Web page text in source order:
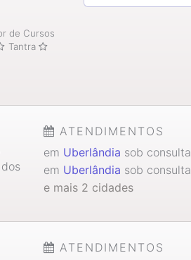
de Cursos
Tantra
ATENDIMENTOS
em Uberlândia sob consulta
em Uberlândia sob consulta
e mais 2 cidades
ATENDIMENTOS